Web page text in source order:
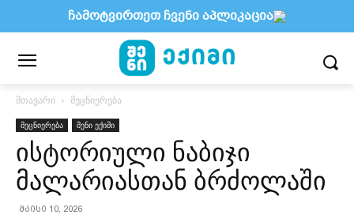
მთავარი მეცნიერება
მეცნიერება შენი ექიმი
ისტორიული ნაბიჯი
მალარიასთან ბრძოლაში
მაისი 10, 2026
ჩამოტვირთეთ ჩვენი აპლიკაცია